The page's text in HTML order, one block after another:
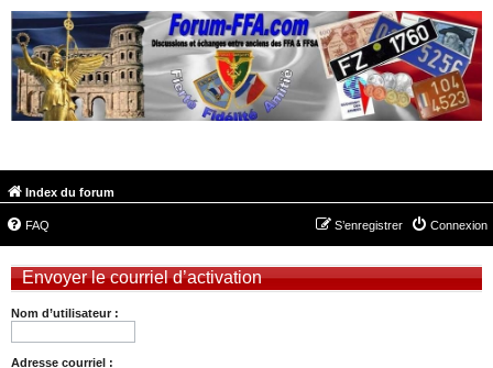
Index du forum
FAQ Connexion
S’enregistrer
Envoyer le courriel d’activation
Nom d’utilisateur :
Adresse courriel :